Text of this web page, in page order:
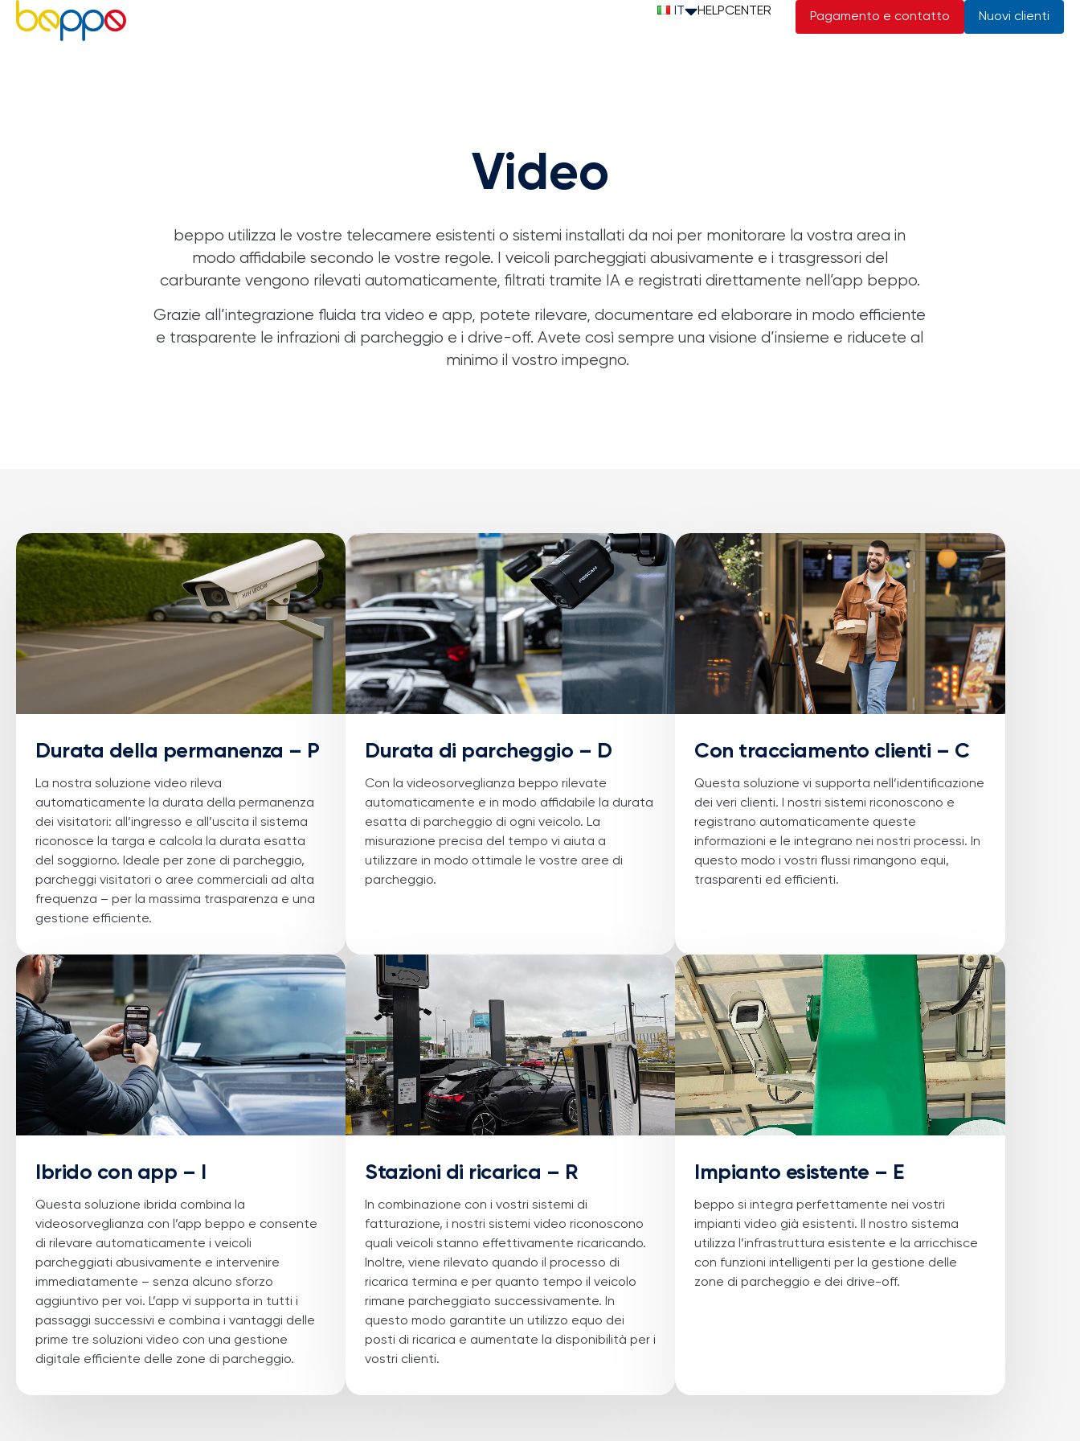
HELPCENTER Pagamento e contatto Nuovi clienti
Video
beppo utilizza le vostre telecamere esistenti o sistemi installati da noi per monitorare la vostra area in
modo affidabile secondo le vostre regole. I veicoli parcheggiati abusivamente e i trasgressori del
carburante vengono rilevati automaticamente, filtrati tramite IA e registrati direttamente nell’app beppo.
Grazie all’integrazione fluida tra video e app, potete rilevare, documentare ed elaborare in modo efficiente
e trasparente le infrazioni di parcheggio e i drive-off. Avete così sempre una visione d’insieme e riducete al
minimo il vostro impegno.
Durata della permanenza – P
La nostra soluzione video rileva
automaticamente la durata della permanenza
dei visitatori: all’ingresso e all’uscita il sistema
riconosce la targa e calcola la durata esatta
del soggiorno. Ideale per zone di parcheggio,
parcheggi visitatori o aree commerciali ad alta
frequenza – per la massima trasparenza e una
gestione efficiente.
Durata di parcheggio – D
Con la videosorveglianza beppo rilevate
automaticamente e in modo affidabile la durata
esatta di parcheggio di ogni veicolo. La
misurazione precisa del tempo vi aiuta a
utilizzare in modo ottimale le vostre aree di
parcheggio.
Con tracciamento clienti – C
Questa soluzione vi supporta nell’identificazione
dei veri clienti. I nostri sistemi riconoscono e
registrano automaticamente queste
informazioni e le integrano nei nostri processi. In
questo modo i vostri flussi rimangono equi,
trasparenti ed efficienti.
Ibrido con app – I
Questa soluzione ibrida combina la
videosorveglianza con l’app beppo e consente
di rilevare automaticamente i veicoli
parcheggiati abusivamente e intervenire
immediatamente – senza alcuno sforzo
aggiuntivo per voi. L’app vi supporta in tutti i
passaggi successivi e combina i vantaggi delle
prime tre soluzioni video con una gestione
digitale efficiente delle zone di parcheggio.
Stazioni di ricarica – R
In combinazione con i vostri sistemi di
fatturazione, i nostri sistemi video riconoscono
quali veicoli stanno effettivamente ricaricando.
Inoltre, viene rilevato quando il processo di
ricarica termina e per quanto tempo il veicolo
rimane parcheggiato successivamente. In
questo modo garantite un utilizzo equo dei
posti di ricarica e aumentate la disponibilità per i
vostri clienti.
Impianto esistente – E
beppo si integra perfettamente nei vostri
impianti video già esistenti. Il nostro sistema
utilizza l’infrastruttura esistente e la arricchisce
con funzioni intelligenti per la gestione delle
zone di parcheggio e dei drive-off.